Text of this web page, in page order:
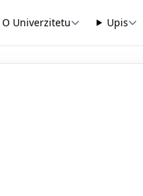
O Univerzitetu Upis